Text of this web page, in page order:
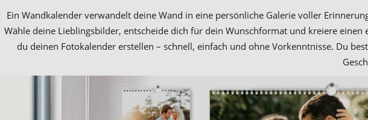
Ein Wandkalender verwandelt deine Wand in eine persönliche Galerie voller
Wähle deine Lieblingsbilder, entscheide dich für dein Wunschformat und kreiere
du deinen Fotokalender erstellen – schnell, einfach und ohne Vorkenntnisse. Du